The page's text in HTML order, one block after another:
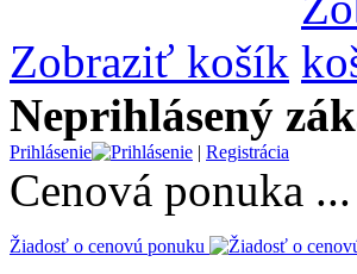
Zobraziť košík
Neprihlásený
Prihlásenie | Registrácia
Cenová ponuka ...
Žiadosť o cenovú ponuku